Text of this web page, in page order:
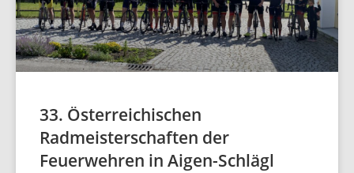
33. Österreichischen
Radmeisterschaften der
Feuerwehren in Aigen-Schlägl